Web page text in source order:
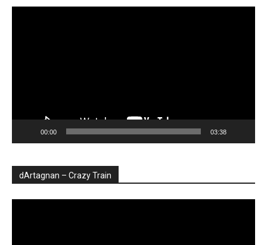
00:00 03:38
dArtagnan – Crazy Train